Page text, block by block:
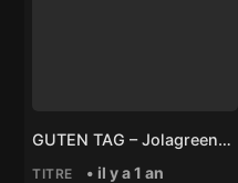
GUTEN TAG – Jolagreen23
TITRE • il y a 1 an